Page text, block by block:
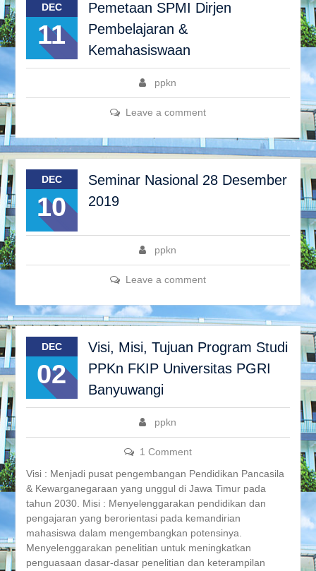
DEC
11
Pemetaan SPMI Dirjen
Pembelajaran &
Kemahasiswaan
ppkn
Leave a comment
DEC
10
Seminar Nasional 28 Desember
2019
ppkn
Leave a comment
DEC
02
Visi, Misi, Tujuan Program Studi
PPKn FKIP Universitas PGRI
Banyuwangi
ppkn
1 Comment
Visi : Menjadi pusat pengembangan Pendidikan Pancasila
& Kewarganegaraan yang unggul di Jawa Timur pada
tahun 2030. Misi : Menyelenggarakan pendidikan dan
pengajaran yang berorientasi pada kemandirian
mahasiswa dalam mengembangkan potensinya.
Menyelenggarakan penelitian untuk meningkatkan
penguasaan dasar-dasar penelitian dan keterampilan